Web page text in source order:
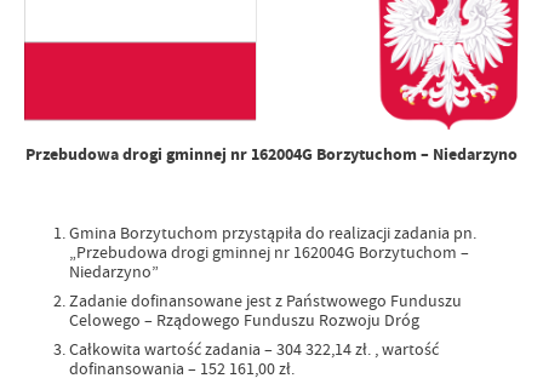
Przebudowa drogi gminnej nr 162004G Borzytuchom – Niedarzyno
Gmina Borzytuchom przystąpiła do realizacji zadania pn.
„Przebudowa drogi gminnej nr 162004G Borzytuchom –
Niedarzyno”
Zadanie dofinansowane jest z Państwowego Funduszu
Celowego – Rządowego Funduszu Rozwoju Dróg
Całkowita wartość zadania – 304 322,14 zł. , wartość
dofinansowania – 152 161,00 zł.